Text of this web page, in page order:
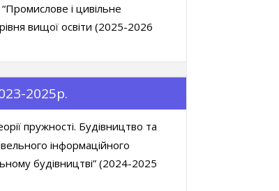
і цивільне
вищої освіти (2025-2026
2025р.
пружності. Будівництво та
інформаційного
будівництві” (2024-2025